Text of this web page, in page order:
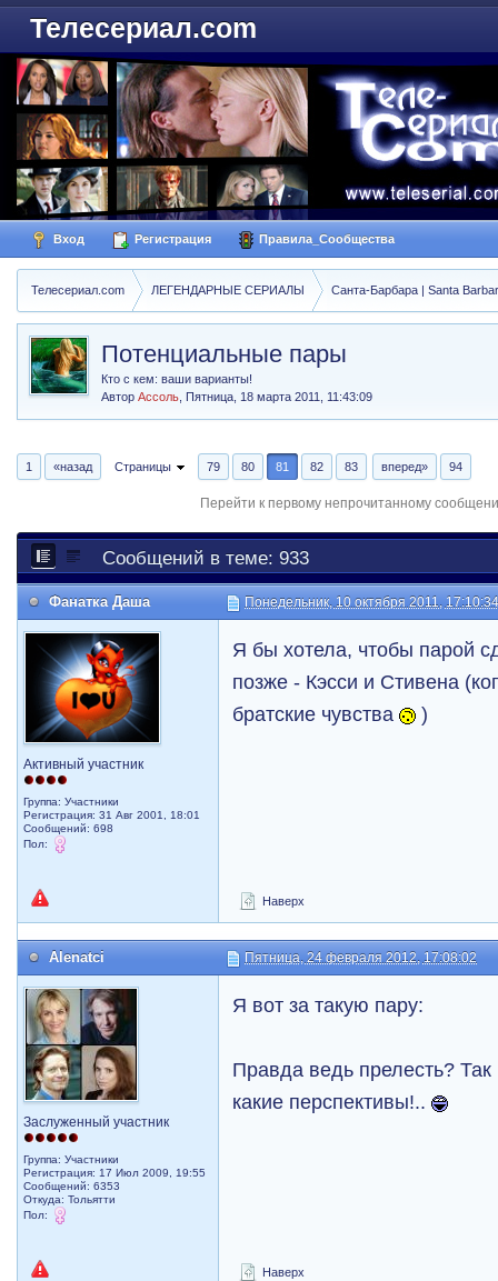
Телесериал.com
Вход Регистрация Правила_Сообщества
Телесериал.com ЛЕГЕНДАРНЫЕ СЕРИАЛЫ Санта-Барбара | Santa
Потенциальные пары
Кто с кем: ваши варианты!
АвторАссоль ,Пятница, 18 марта 2011, 11:43:09
1 «назад Страницы 79 80 81 82 83 вперед» 94
Перейти к первому непрочитанному
Сообщений в теме: 933
Фанатка Даша Понедельник, 10 октября 2011,
Активный участник
Группа: Участники
Регистрация: 31 Авг 2001, 18:01
Сообщений: 698
Пол:
Я бы хотела, чтобы парой
позже - Кэсси и Стивена
братские чувства
)
Наверх
Alenatci Пятница, 24 февраля 2012, 17:08:02
Заслуженный участник
Группа: Участники
Регистрация: 17 Июл 2009, 19:55
Сообщений: 6353
Откуда: Тольятти
Пол:
Я вот за такую пару:
Правда ведь прелесть? Так
какие перспективы!..
Наверх